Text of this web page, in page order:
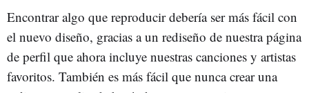
Encontrar algo que reproducir debería ser más fácil con
el nuevo diseño, gracias a un rediseño de nuestra página
de perfil que ahora incluye nuestras canciones y artistas
favoritos. También es más fácil que nunca crear una